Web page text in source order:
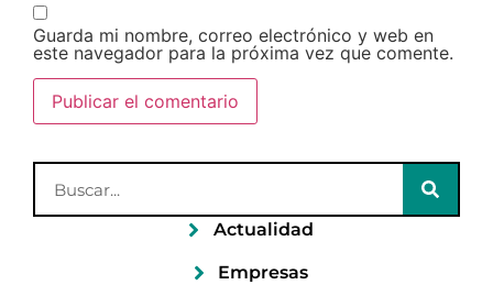
Guarda mi nombre, correo electrónico y web en
este navegador para la próxima vez que comente.
Actualidad
Empresas